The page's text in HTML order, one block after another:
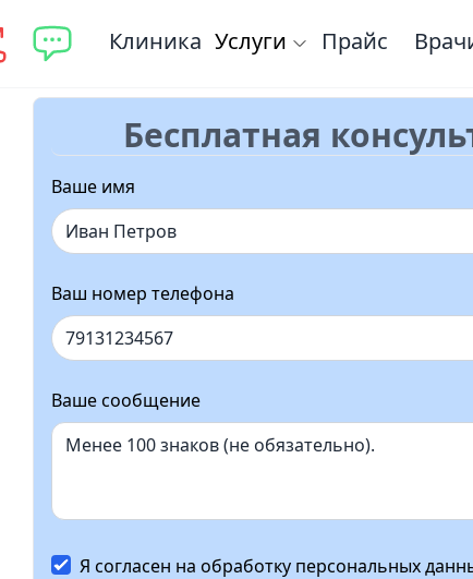
Клиника Услуги Прайс
Бесплатная
Ваше имя
Ваш номер телефона
Ваше сообщение
Я согласен на обработку персональных